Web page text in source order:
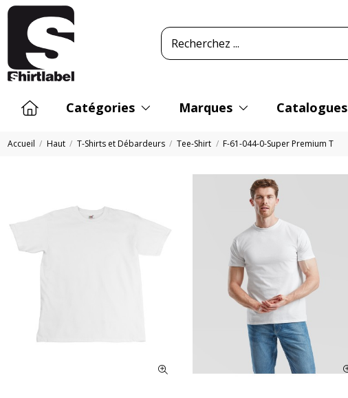
Catégories Marques Catalogues
Accueil Haut T-Shirts et Débardeurs Tee-Shirt F-61-044-0-Super Premium T